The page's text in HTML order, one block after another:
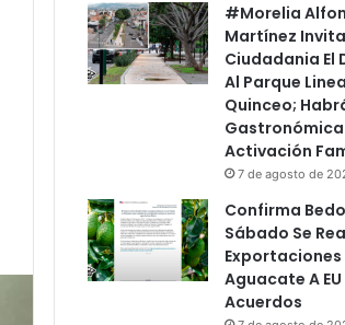
#Morelia
Martínez Invita
Ciudadania El
Al Parque
Quinceo;
Gastronómica
Activación
7 de agosto de
Confirma
Sábado Se
Exportaciones
Aguacate A
Acuerdos